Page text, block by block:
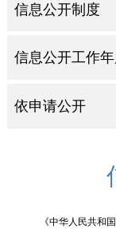
信息公开制度
信息公开工作
依申请公开
《中华人民共和